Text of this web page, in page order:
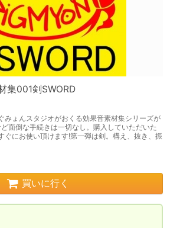
集001剣SWORD
みょんスタジオがおくる効果音素材集シリーズが
面倒な手続きは一切なし。購入していただいた
ぐにお使い頂けます!第一弾は剣。構え、抜き、振
買いに行く